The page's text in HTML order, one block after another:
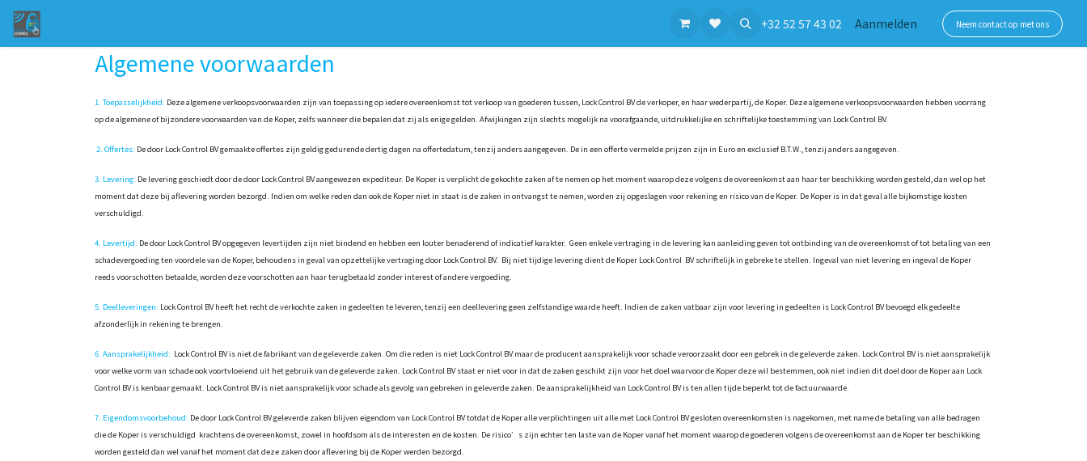
+32 52 57 43 02 Aanmelden Neem contact op met ons
Algemene voorwaarden
1. Toepasselijkheid: Deze algemene verkoopsvoorwaarden zijn van toepassing op iedere overeenkomst tot verkoop van goederen tussen, Lock Control BV de verkoper, en haar wederpartij, de Koper. Deze algemene verkoopsvoorwaarden hebben voorrang
op de algemene of bijzondere voorwaarden van de Koper, zelfs wanneer die bepalen dat zij als enige gelden. Afwijkingen zijn slechts mogelijk na voorafgaande, uitdrukkelijke en schriftelijke toestemming van Lock Control BV.
2. Offertes: De door Lock Control BV gemaakte offertes zijn geldig gedurende dertig dagen na offertedatum, tenzij anders aangegeven. De in een offerte vermelde prijzen zijn in Euro en exclusief B.T.W., tenzij anders aangegeven.
3. Levering: De levering geschiedt door de door Lock Control BV aangewezen expediteur. De Koper is verplicht de gekochte zaken af te nemen op het moment waarop deze volgens de overeenkomst aan haar ter beschikking worden gesteld, dan wel op het
moment dat deze bij aflevering worden bezorgd. Indien om welke reden dan ook de Koper niet in staat is de zaken in ontvangst te nemen, worden zij opgeslagen voor rekening en risico van de Koper. De Koper is in dat geval alle bijkomstige kosten
verschuldigd.
4. Levertijd: De door Lock Control BV opgegeven levertijden zijn niet bindend en hebben een louter benaderend of indicatief karakter. Geen enkele vertraging in de levering kan aanleiding geven tot ontbinding van de overeenkomst of tot betaling van een
schadevergoeding ten voordele van de Koper, behoudens in geval van opzettelijke vertraging door Lock Control BV. Bij niet tijdige levering dient de Koper Lock Control BV schriftelijk in gebreke te stellen. Ingeval van niet levering en ingeval de Koper
reeds voorschotten betaalde, worden deze voorschotten aan haar terugbetaald zonder interest of andere vergoeding.
5. Deelleveringen: Lock Control BV heeft het recht de verkochte zaken in gedeelten te leveren, tenzij een deellevering geen zelfstandige waarde heeft. Indien de zaken vatbaar zijn voor levering in gedeelten is Lock Control BV bevoegd elk gedeelte
afzonderlijk in rekening te brengen.
6. Aansprakelijkheid: Lock Control BV is niet de fabrikant van de geleverde zaken. Om die reden is niet Lock Control BV maar de producent aansprakelijk voor schade veroorzaakt door een gebrek in de geleverde zaken. Lock Control BV is niet aansprakelijk
voor welke vorm van schade ook voortvloeiend uit het gebruik van de geleverde zaken. Lock Control BV staat er niet voor in dat de zaken geschikt zijn voor het doel waarvoor de Koper deze wil bestemmen, ook niet indien dit doel door de Koper aan Lock
Control BV is kenbaar gemaakt. Lock Control BV is niet aansprakelijk voor schade als gevolg van gebreken in geleverde zaken. De aansprakelijkheid van Lock Control BV is ten allen tijde beperkt tot de factuurwaarde.
7. Eigendomsvoorbehoud: De door Lock Control BV geleverde zaken blijven eigendom van Lock Control BV totdat de Koper alle verplichtingen uit alle met Lock Control BV gesloten overeenkomsten is nagekomen, met name de betaling van alle bedragen
die de Koper is verschuldigd krachtens de overeenkomst, zowel in hoofdsom als de interesten en de kosten. De risico’s zijn echter ten laste van de Koper vanaf het moment waarop de goederen volgens de overeenkomst aan de Koper ter beschikking
worden gesteld dan wel vanaf het moment dat deze zaken door aflevering bij de Koper werden bezorgd.